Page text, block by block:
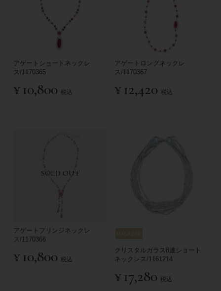
アゲートショートネックレ
ス/1170365
¥ 10,800 税込
アゲートロングネックレ
ス/1170367
¥ 12,420 税込
SOLD OUT
アゲートフリンジネックレ
ス/1170366
¥ 10,800 税込
クリスタルガラス8連ショート
ネックレス/1161214
¥ 17,280 税込